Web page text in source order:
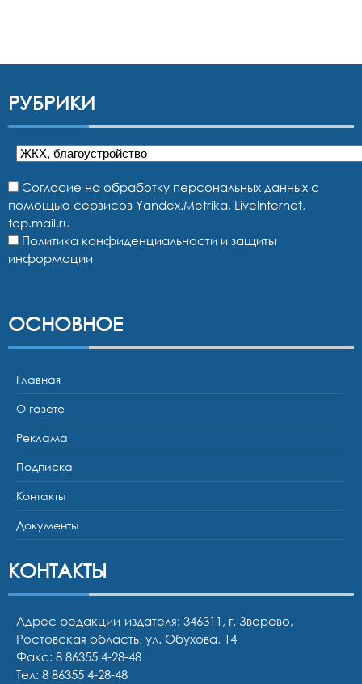
РУБРИКИ
Рубрики
Согласие на обработку персональных данных с
помощью сервисов Yandex.Metrika, LiveInternet,
top.mail.ru
Политика конфиденциальности и защиты
информации
ОСНОВНОЕ
Главная
О газете
Реклама
Подписка
Контакты
Документы
КОНТАКТЫ
Адрес редакции-издателя: 346311, г. Зверево,
Ростовская область, ул. Обухова, 14
Факс: 8 86355 4-28-48
Тел: 8 86355 4-28-48